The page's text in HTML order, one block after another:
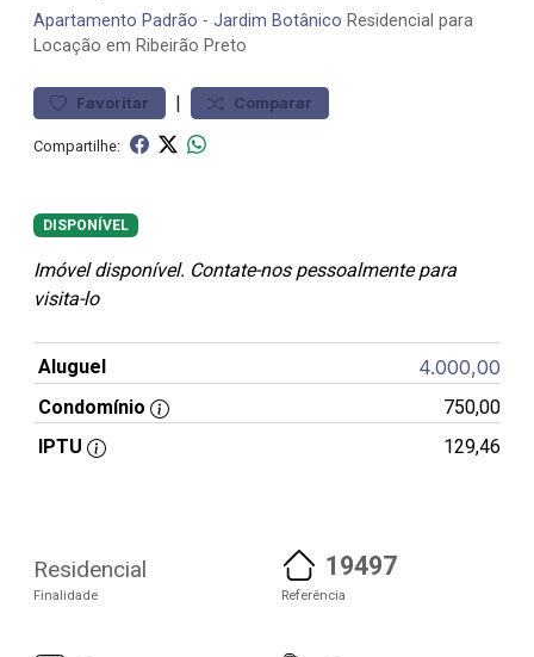
Apartamento Padrão - Jardim Botânico Residencial para
Locação em Ribeirão Preto
Favoritar | Comparar
Compartilhe:
DISPONÍVEL
Imóvel disponível. Contate-nos pessoalmente para
visita-lo
Aluguel 4.000,00
Condomínio
750,00
IPTU
129,46
Residencial
Finalidade
19497
Referência